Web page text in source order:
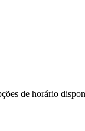
de horário